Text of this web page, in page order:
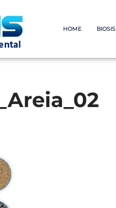
HOME BIOSIS